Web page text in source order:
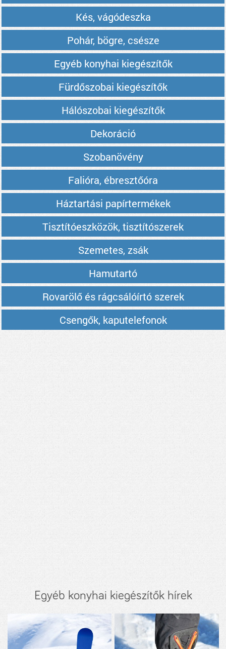
Kés, vágódeszka
Pohár, bögre, csésze
Egyéb konyhai kiegészítők
Fürdőszobai kiegészítők
Hálószobai kiegészítők
Dekoráció
Szobanövény
Falióra, ébresztőóra
Háztartási papírtermékek
Tisztítóeszközök, tisztítószerek
Szemetes, zsák
Hamutartó
Rovarölő és rágcsálóírtó szerek
Csengők, kaputelefonok
Egyéb konyhai kiegészítők hírek